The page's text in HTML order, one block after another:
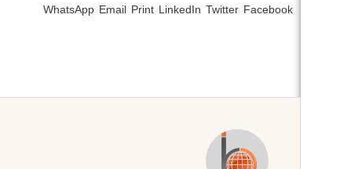
Facebook
Twitter
LinkedIn
Print
Email
WhatsApp